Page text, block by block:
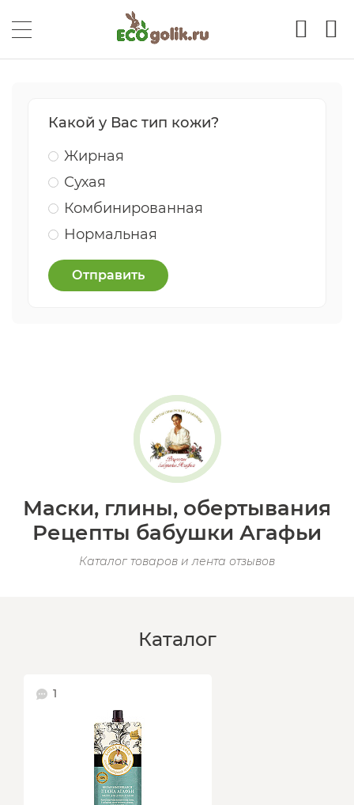
Какой у Вас тип кожи?
Жирная
Сухая
Комбинированная
Нормальная
Отправить
Маски, глины, обертывания
Рецепты бабушки Агафьи
Каталог товаров и лента отзывов
Каталог
1